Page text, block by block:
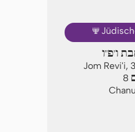
🕎
ו'פ"ו
Jom Revi'i,
8